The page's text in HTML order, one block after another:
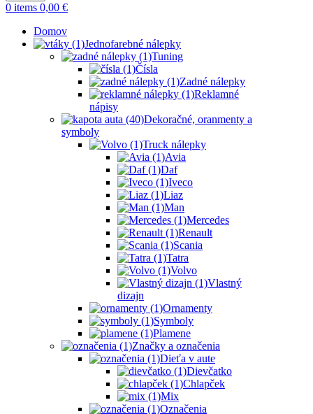
0 items 0,00 €
Domov
Jednofarebné nálepky
Tuning
Čísla
Zadné nálepky
Reklamné
nápisy
Dekoračné, oranmenty a
symboly
Truck nálepky
Avia
Daf
Iveco
Liaz
Man
Mercedes
Renault
Scania
Tatra
Volvo
Vlastný
dizajn
Ornamenty
Symboly
Plamene
Značky a označenia
Dieťa v aute
Dievčatko
Chlapček
Mix
Označenia